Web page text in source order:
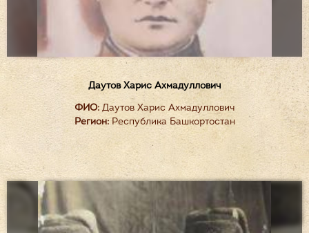
Даутов Харис Ахмадуллович
ФИО: Даутов Харис Ахмадуллович
Регион:Республика Башкортостан